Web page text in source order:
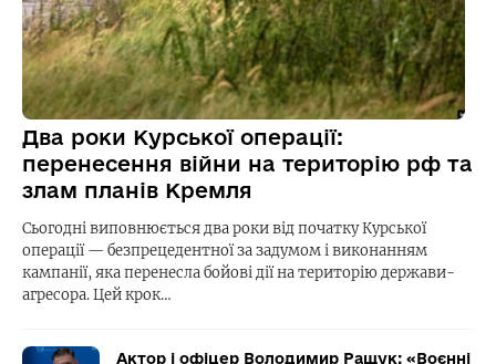
Два роки Курської операції:
перенесення війни на територію рф та
злам планів Кремля
Сьогодні виповнюється два роки від початку Курської
операції — безпрецедентної за задумом і виконанням
кампанії, яка перенесла бойові дії на територію держави-
агресора. Цей крок…
Актор і офіцер Володимир Ращук: «Воєнні